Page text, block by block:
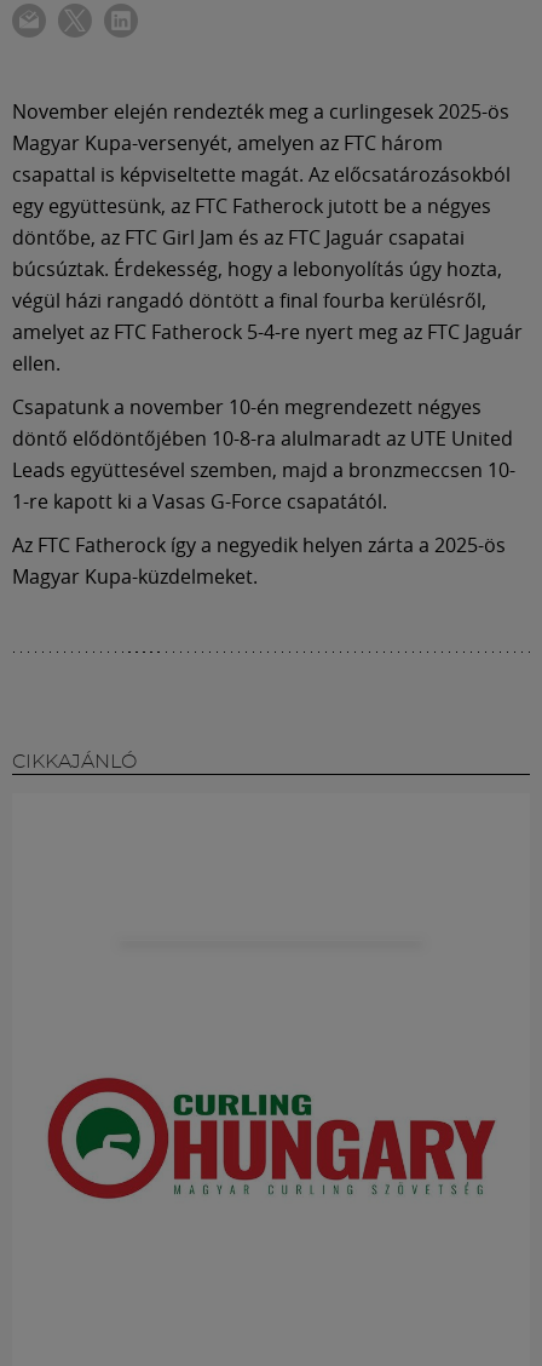
November elején rendezték meg a curlingesek 2025-ös
Magyar Kupa-versenyét, amelyen az FTC három
csapattal is képviseltette magát. Az előcsatározásokból
egy együttesünk, az FTC Fatherock jutott be a négyes
döntőbe, az FTC Girl Jam és az FTC Jaguár csapatai
búcsúztak. Érdekesség, hogy a lebonyolítás úgy hozta,
végül házi rangadó döntött a final fourba kerülésről,
amelyet az FTC Fatherock 5-4-re nyert meg az FTC Jaguár
ellen.
Csapatunk a november 10-én megrendezett négyes
döntő elődöntőjében 10-8-ra alulmaradt az UTE United
Leads együttesével szemben, majd a bronzmeccsen 10-
1-re kapott ki a Vasas G-Force csapatától.
Az FTC Fatherock így a negyedik helyen zárta a 2025-ös
Magyar Kupa-küzdelmeket.
CIKKAJÁNLÓ
Shop
Közösség
Múzeum